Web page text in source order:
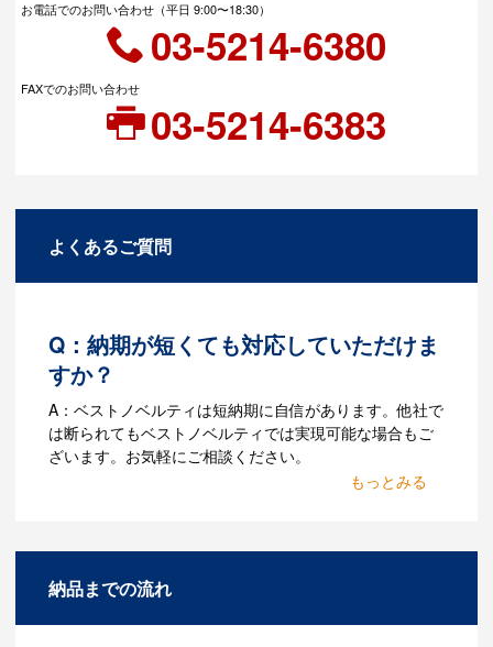
お電話でのお問い合わせ（平日 9:00〜18:30）
03-5214-6380
FAXでのお問い合わせ
03-5214-6383
よくあるご質問
Q：納期が短くても対応していただけま
すか？
A：ベストノベルティは短納期に自信があります。他社で
は断られてもベストノベルティでは実現可能な場合もご
ざいます。お気軽にご相談ください。
があります。Adobe illustratorのaiファイ
納品までの流れ